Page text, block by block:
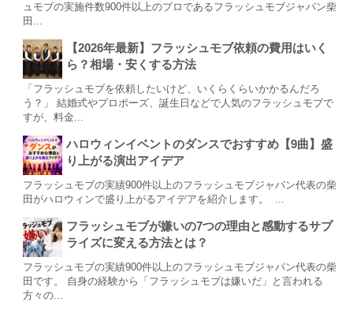
ュモブの実施件数900件以上のプロであるフラッシュモブジャパン柴
田...
【2026年最新】フラッシュモブ依頼の費用はいく
ら？相場・安くする方法
「フラッシュモブを依頼したいけど、いくらくらいかかるんだろ
う？」 結婚式やプロポーズ、誕生日などで人気のフラッシュモブで
すが、料金...
ハロウィンイベントのダンスでおすすめ【9曲】盛
り上がる演出アイデア
フラッシュモブの実績900件以上のフラッシュモブジャパン代表の柴
田がハロウィンで盛り上がるアイデアを紹介します。 ...
フラッシュモブが嫌いの7つの理由と感動するサプ
ライズに変える方法とは？
フラッシュモブの実績900件以上のフラッシュモブジャパン代表の柴
田です。 自身の経験から「フラッシュモブは嫌いだ」と言われる
方々の...